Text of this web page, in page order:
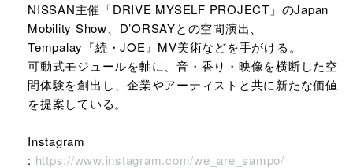
NISSAN主催「DRIVE MYSELF PROJECT」のJapan
Mobility Show、D’ORSAYとの空間演出、
Tempalay『続・JOE』MV美術などを手がける。
可動式モジュールを軸に、音・香り・映像を横断した空
間体験を創出し、企業やアーティストと共に新たな価値
を提案している。
Instagram
: https://www.instagram.com/we_are_sampo/